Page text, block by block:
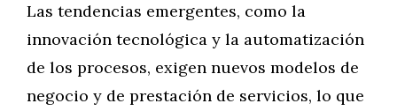
Las tendencias emergentes, como la
innovación tecnológica y la automatización
de los procesos, exigen nuevos modelos de
negocio y de prestación de servicios, lo que